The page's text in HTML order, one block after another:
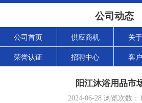
公司动态
公司首页 供应商机 关
荣誉认证 招聘中心 客
阳江沐浴用品市
2024-06-28 浏览次数：